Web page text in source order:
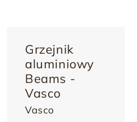
Grzejnik
aluminiowy
Beams -
Vasco
Vasco